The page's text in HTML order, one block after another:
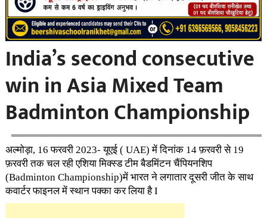
India’s second consecutive
win in Asia Mixed Team
Badminton Championship
अल्मोड़ा, 16 फरवरी 2023- यूएई ( UAE) में दिनांक 14 फ़रवरी से 19
फ़रवरी तक चल रही एशिया मिक्स्ड टीम बैडमिंटन चैंपियनशिप
(Badminton Championship)में भारत ने लगातार दूसरी जीत के साथ
कवार्टर फाइनल में स्थान पक्का कर लिया है I